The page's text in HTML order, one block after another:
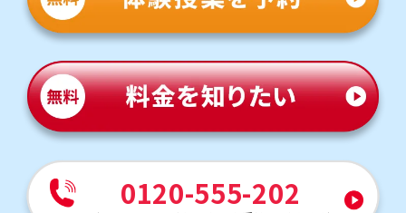
0120-555-202